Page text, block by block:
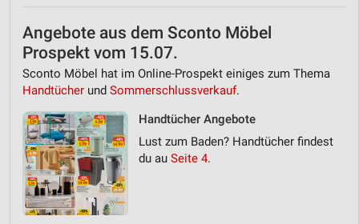
Angebote aus dem Sconto Möbel
Prospekt vom 15.07.
Sconto Möbel hat im Online-Prospekt einiges zum Thema
Handtücher und Sommerschlussverkauf.
Handtücher Angebote
Lust zum Baden? Handtücher findest
du au Seite 4.